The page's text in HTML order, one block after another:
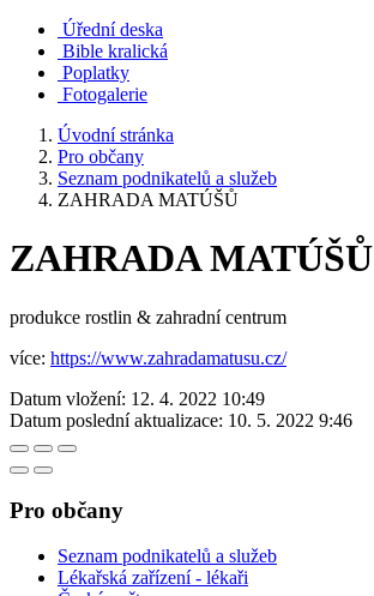
Úřední deska
Bible kralická
Poplatky
Fotogalerie
Úvodní stránka
Pro občany
Seznam podnikatelů a služeb
ZAHRADA MATÚŠŮ
ZAHRADA MATÚŠŮ
produkce rostlin & zahradní centrum
více: https://www.zahradamatusu.cz/
Datum vložení: 12. 4. 2022 10:49
Datum poslední aktualizace: 10. 5. 2022 9:46
Pro občany
Seznam podnikatelů a služeb
Lékařská zařízení - lékaři